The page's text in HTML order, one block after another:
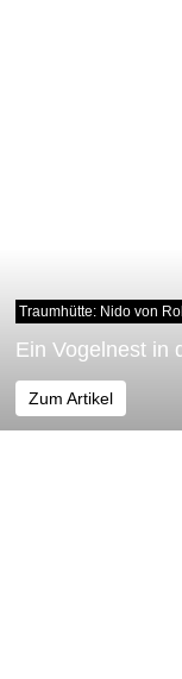
Traumhütte: Nido von
Ein Vogelnest in
Zum Artikel